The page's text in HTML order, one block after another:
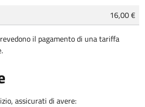
16,00 €
il pagamento di una tariffa
assicurati di avere: